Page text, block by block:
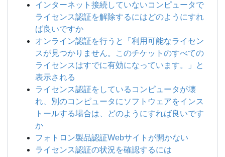
インターネット接続していないコンピュータで
ライセンス認証を解除するにはどのようにすれ
ば良いですか
オンライン認証を行うと「利用可能なライセン
スが見つかりません。このチケットのすべての
ライセンスはすでに有効になっています。」と
表示される
ライセンス認証をしているコンピュータが壊
れ、別のコンピュータにソフトウェアをインス
トールする場合は、どのようにすれば良いです
か
フォトロン製品認証Webサイトが開かない
ライセンス認証の状況を確認するには